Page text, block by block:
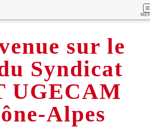
sur le
Syndicat
UGECAM
Alpes